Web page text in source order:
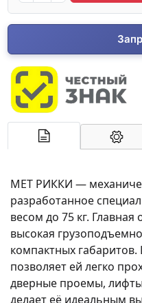
MET РИККИ —
разработанное
весом до 75 кг.
высокая
компактных
позволяет ей легко
дверные проемы,
делает её идеальным